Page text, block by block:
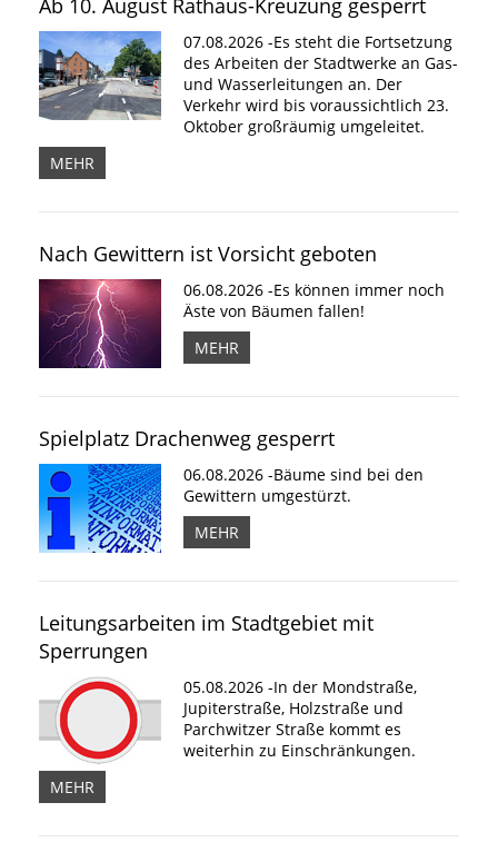
Ab 10. August Rathaus-Kreuzung gesperrt
07.08.2026 -Es steht die Fortsetzung
des Arbeiten der Stadtwerke an Gas-
und Wasserleitungen an. Der
Verkehr wird bis voraussichtlich 23.
Oktober großräumig umgeleitet.
MEHR
Nach Gewittern ist Vorsicht geboten
06.08.2026 -Es können immer noch
Äste von Bäumen fallen!
MEHR
Spielplatz Drachenweg gesperrt
06.08.2026 -Bäume sind bei den
Gewittern umgestürzt.
MEHR
Leitungsarbeiten im Stadtgebiet mit
Sperrungen
05.08.2026 -In der Mondstraße,
Jupiterstraße, Holzstraße und
Parchwitzer Straße kommt es
weiterhin zu Einschränkungen.
MEHR